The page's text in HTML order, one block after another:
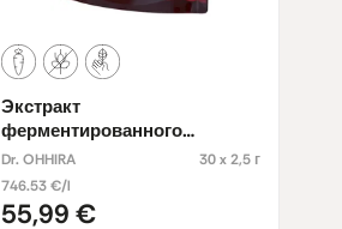
Экстракт
ферментированного
растения. Пищевая добавка
Dr. OHHIRA
30 x 2,5 г
746.53 €/l
55,99 €